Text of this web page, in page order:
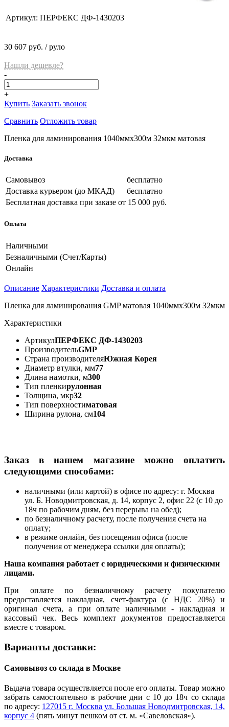
Артикул: ПЕРФЕКС ДФ-1430203
30 607 руб. / руло
Нашли дешевле?
-
+
Купить Заказать звонок
Сравнить Отложить товар
Пленка для ламинирования 1040ммх300м 32мкм матовая
Доставка
Самовывоз
бесплатно
Доставка курьером (до МКАД)
бесплатно
Бесплатная доставка при заказе от 15 000 руб.
Оплата
Наличными
Безналичными (Счет/Карты)
Онлайн
Описание Характеристики Доставка и оплата
Пленка для ламинирования GMP матовая 1040ммх300м 32мкм
Характеристики
АртикулПЕРФЕКС ДФ-1430203
ПроизводительGMP
Страна производителяЮжная Корея
Диаметр втулки, мм77
Длина намотки, м300
Тип пленкирулонная
Толщина, мкр32
Тип поверхностиматовая
Ширина рулона, см104
Заказ в нашем магазине можно оплатить
следующими способами:
наличными (или картой) в офисе по адресу: г. Москва
ул. Б. Новодмитровская, д. 14, корпус 2, офис 22 (с 10 до
18ч по рабочим дням, без перерыва на обед);
по безналичному расчету, после получения счета на
оплату;
в режиме онлайн, без посещения офиса (после
получения от менеджера ссылки для оплаты);
Наша компания работает с юридическими и физическими
лицами.
При оплате по безналичному расчету покупателю
предоставляется накладная, счет-фактура (с НДС 20%) и
оригинал счета, а при оплате наличными - накладная и
кассовый чек. Весь комплект документов предоставляется
вместе с товаром.
Варианты доставки:
Самовывоз со склада в Москве
Выдача товара осуществляется после его оплаты. Товар можно
забрать самостоятельно в рабочие дни с 10 до 18ч со склада
по адресу: 127015 г. Москва ул. Большая Новодмитровская, 14,
корпус 4 (пять минут пешком от ст. м. «Савеловская»).